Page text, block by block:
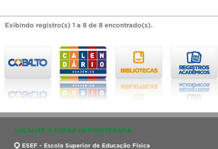
Exibindo registro(s) 1 a 8 de 8 encontrado(s).
LOCALIZE O CURSO DE FISIOTERAPIA
ESEF - Escola Superior de Educação Física